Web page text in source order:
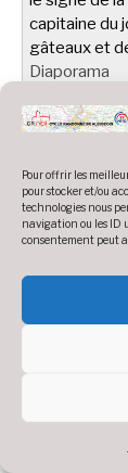
Pour offrir les
pour stocker et/ou
technologies nous
navigation ou les ID
consentement peut
capitaine du
gâteaux et
Diaporama
AG